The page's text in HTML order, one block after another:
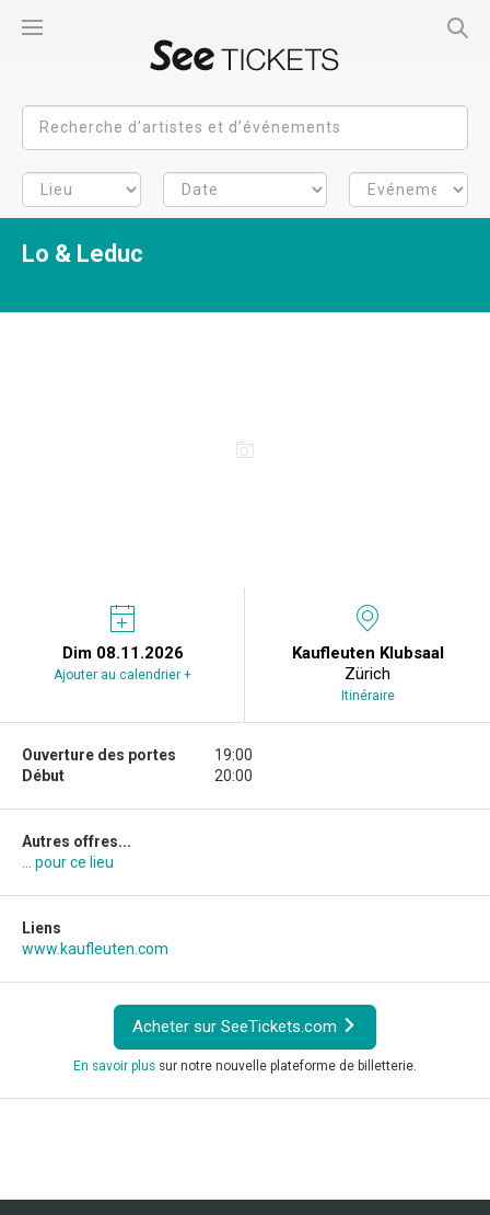
Lo & Leduc
Dim 08.11.2026
Ajouter au calendrier +
Kaufleuten Klubsaal
Zürich
Itinéraire
Ouverture des portes
Début
19:00
20:00
Autres offres...
... pour ce lieu
Liens
www.kaufleuten.com
Acheter sur SeeTickets.com
En savoir plus sur notre nouvelle plateforme de billetterie.